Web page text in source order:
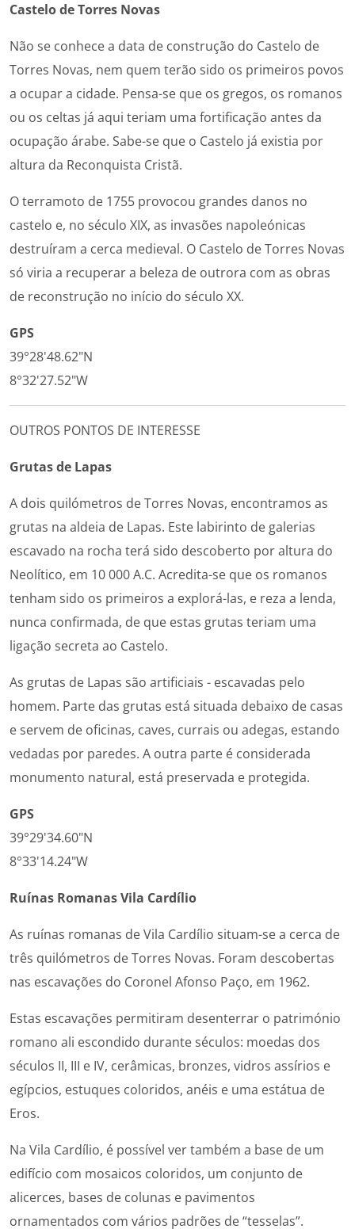
Castelo de Torres Novas
Não se conhece a data de construção do Castelo de
Torres Novas, nem quem terão sido os primeiros povos
a ocupar a cidade. Pensa-se que os gregos, os romanos
ou os celtas já aqui teriam uma fortificação antes da
ocupação árabe. Sabe-se que o Castelo já existia por
altura da Reconquista Cristã.
O terramoto de 1755 provocou grandes danos no
castelo e, no século XIX, as invasões napoleónicas
destruíram a cerca medieval. O Castelo de Torres Novas
só viria a recuperar a beleza de outrora com as obras
de reconstrução no início do século XX.
GPS
39°28'48.62"N
8°32'27.52"W
OUTROS PONTOS DE INTERESSE
Grutas de Lapas
A dois quilómetros de Torres Novas, encontramos as
grutas na aldeia de Lapas. Este labirinto de galerias
escavado na rocha terá sido descoberto por altura do
Neolítico, em 10 000 A.C. Acredita-se que os romanos
tenham sido os primeiros a explorá-las, e reza a lenda,
nunca confirmada, de que estas grutas teriam uma
ligação secreta ao Castelo.
As grutas de Lapas são artificiais - escavadas pelo
homem. Parte das grutas está situada debaixo de casas
e servem de oficinas, caves, currais ou adegas, estando
vedadas por paredes. A outra parte é considerada
monumento natural, está preservada e protegida.
GPS
39°29'34.60"N
8°33'14.24"W
Ruínas Romanas Vila Cardílio
As ruínas romanas de Vila Cardílio situam-se a cerca de
três quilómetros de Torres Novas. Foram descobertas
nas escavações do Coronel Afonso Paço, em 1962.
Estas escavações permitiram desenterrar o património
romano ali escondido durante séculos: moedas dos
séculos II, III e IV, cerâmicas, bronzes, vidros assírios e
egípcios, estuques coloridos, anéis e uma estátua de
Eros.
Na Vila Cardílio, é possível ver também a base de um
edifício com mosaicos coloridos, um conjunto de
alicerces, bases de colunas e pavimentos
ornamentados com vários padrões de “tesselas”.